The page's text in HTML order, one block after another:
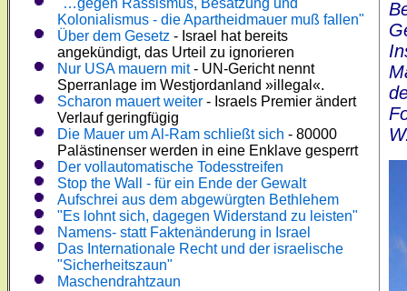
"…gegen Rassismus, Besatzung und
Kolonialismus - die Apartheidmauer muß fallen"
Über dem Gesetz - Israel hat bereits
angekündigt, das Urteil zu ignorieren
Nur USA mauern mit- UN-Gericht nennt
Sperranlage im Westjordanland »illegal«.
Scharon mauert weiter - Israels Premier ändert
Verlauf geringfügig
Die Mauer um Al-Ram schließt sich - 80000
Palästinenser werden in eine Enklave gesperrt
Der vollautomatische Todesstreifen
Stop the Wall - für ein Ende der Gewalt
Aufschrei aus dem abgewürgten Bethlehem
"Es lohnt sich, dagegen Widerstand zu leisten"
Namens- statt Faktenänderung in Israel
Das Internationale Recht und der israelische
"Sicherheitszaun"
Maschendrahtzaun